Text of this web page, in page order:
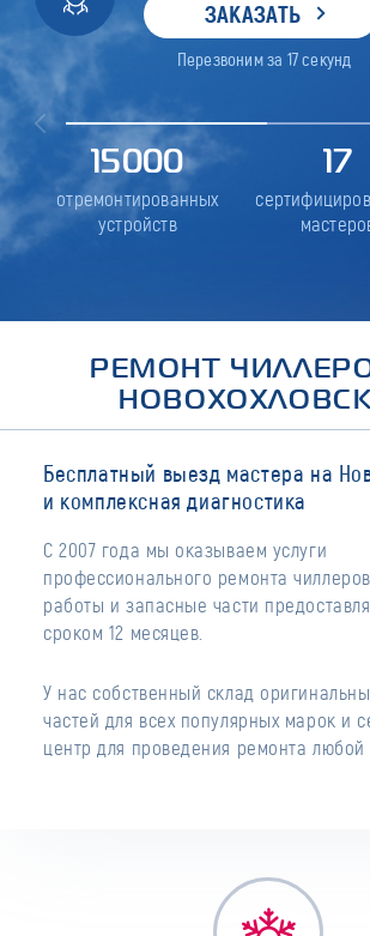
ЗАКАЗАТЬ
Перезвоним за 17секунд
15000
отремонтированных
устройств
17
РЕМОНТ
Бесплатный выезд мастера на
и комплексная диагностика
С 2007 года мы оказываем услуги
профессионального ремонта
работы и запасные части
сроком 12 месяцев.
У нас собственный склад
частей для всех популярных марок и
центр для проведения ремонта любой